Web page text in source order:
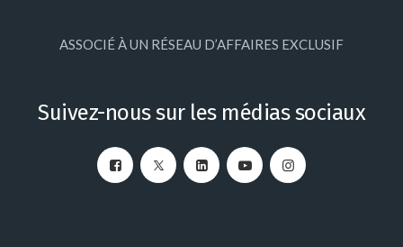
ASSOCIÉ À UN RÉSEAU D’AFFAIRES EXCLUSIF
Suivez-nous sur les médias sociaux